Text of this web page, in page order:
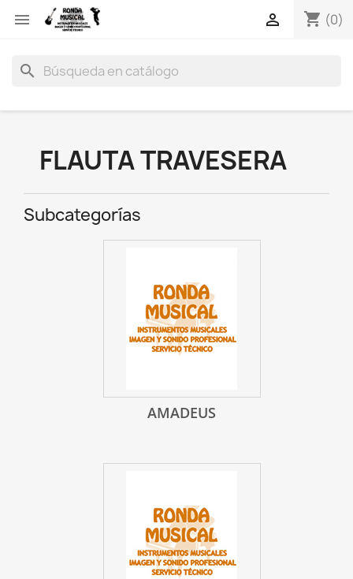
 shopping_cart (0)

search
FLAUTA TRAVESERA
Subcategorías
AMADEUS